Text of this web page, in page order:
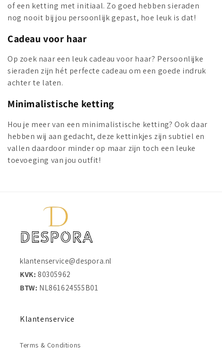
of een ketting met initiaal. Zo goed hebben sieraden
nog nooit bij jou persoonlijk gepast, hoe leuk is dat!
Cadeau voor haar
Op zoek naar een leuk cadeau voor haar? Persoonlijke
sieraden zijn hét perfecte cadeau om een goede indruk
achter te laten.
Minimalistische ketting
Hou je meer van een minimalistische ketting? Ook daar
hebben wij aan gedacht, deze kettinkjes zijn subtiel en
vallen daardoor minder op maar zijn toch een leuke
toevoeging van jou outfit!
klantenservice@despora.nl
KVK: 80305962
BTW: NL861624555B01
Klantenservice
Terms & Conditions